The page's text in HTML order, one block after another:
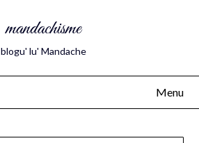
mandachisme
blogu' lu' Mandache
Menu